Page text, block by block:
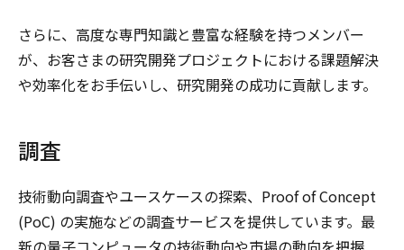
さらに、高度な専門知識と豊富な経験を持つメンバー
が、お客さまの研究開発プロジェクトにおける課題解決
や効率化をお手伝いし、研究開発の成功に貢献します。
調査
技術動向調査やユースケースの探索、Proof of Concept
(PoC) の実施などの調査サービスを提供しています。最